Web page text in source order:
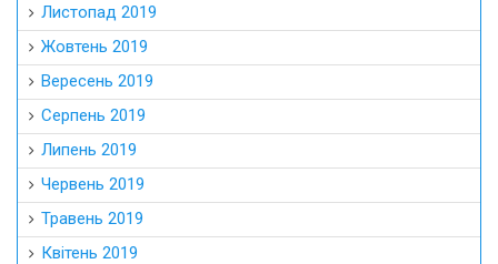
Листопад 2019
Жовтень 2019
Вересень 2019
Серпень 2019
Липень 2019
Червень 2019
Травень 2019
Квітень 2019